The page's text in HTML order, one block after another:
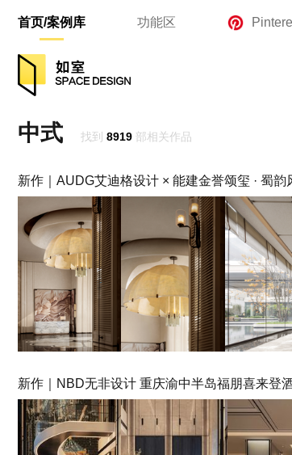
首页/案例库 功能区
中式 找到 8919 部相关作品
新作｜AUDG艾迪格设计 × 能建金誉颂玺 · 蜀韵
新作｜NBD无非设计 重庆渝中半岛福朋喜来登